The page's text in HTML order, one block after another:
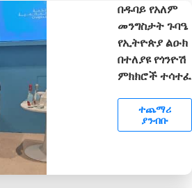
በዱባይ የአለም
መንግስታት ጉባዔ
የኢትዮጵያ ልዑክ
በተለያዩ የጎንዮሽ
ምክክሮች ተሳተፈ
ተጨማሪ
ያንብቡ